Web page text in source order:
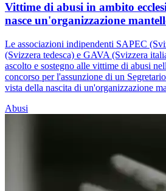
Vittime di abusi in ambito
nasce un'organizzazione
Le associazioni indipendenti SAPEC
(Svizzera tedesca) e GAVA (Svizzera
ascolto e sostegno alle vittime di abusi
concorso per l'assunzione di un
vista della nascita di un'organizzazione
Abusi